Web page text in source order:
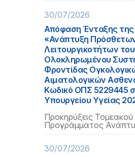
30/07/2026
Απόφαση Ένταξης
«Ανάπτυξη
Λειτουργικοτήτων του
Ολοκληρωμένου
Φροντίδας
Αιματολογικών
Κωδικό ΟΠΣ 5229445
Υπουργείου Υγείας
Προκηρύξεις Τομεακού
Προγράμματος
30/07/2026